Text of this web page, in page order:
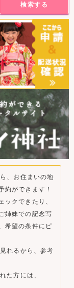
検索する
、お住まいの地
約ができます！
ックできたり、
姉妹での記念写
希望の条件にピ
れるから、参考
た方には、